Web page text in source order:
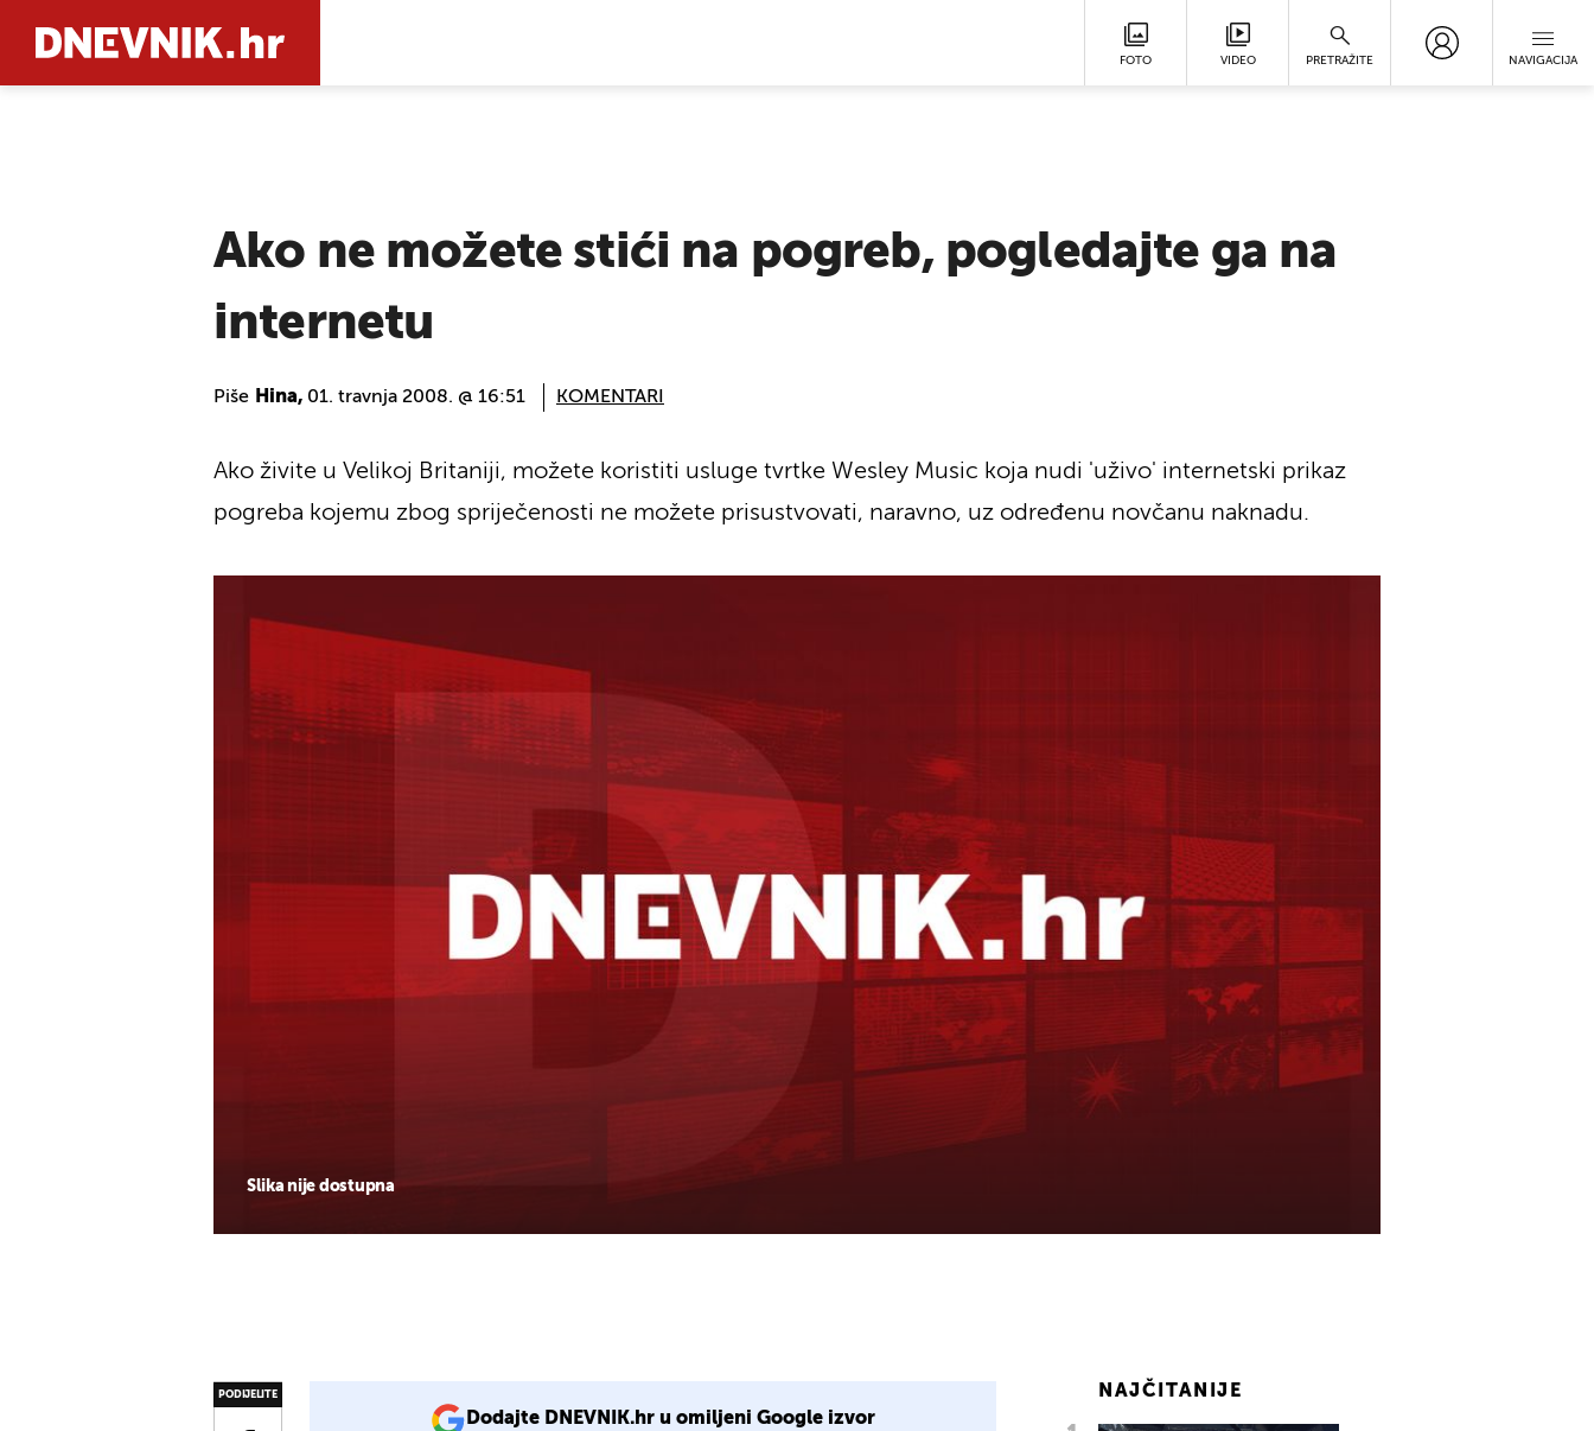
FOTO VIDEO PRETRAŽITE NAVIGACIJA
Ako ne možete stići na pogreb, pogledajte ga na
internetu
Piše Hina, 01. travnja 2008. @ 16:51 KOMENTARI
Slika nije dostupna
Ako živite u Velikoj Britaniji, možete koristiti usluge tvrtke Wesley Music koja nudi 'uživo' internetski prikaz
pogreba kojemu zbog spriječenosti ne možete prisustvovati, naravno, uz određenu novčanu naknadu.
PODIJELITE
Dodajte DNEVNIK.hr u omiljeni Google izvor
NAJČITANIJE